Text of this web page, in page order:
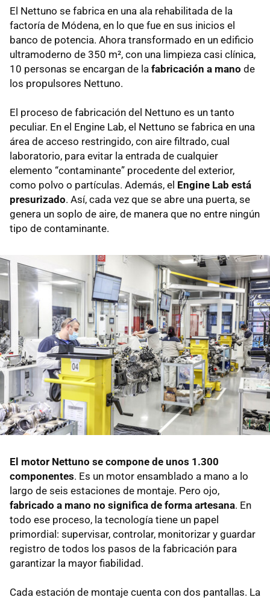
El Nettuno se fabrica en una ala rehabilitada de la
factoría de Módena, en lo que fue en sus inicios el
banco de potencia. Ahora transformado en un edificio
ultramoderno de 350 m², con una limpieza casi clínica,
10 personas se encargan de la fabricación a mano de
los propulsores Nettuno.
El proceso de fabricación del Nettuno es un tanto
peculiar. En el Engine Lab, el Nettuno se fabrica en una
área de acceso restringido, con aire filtrado, cual
laboratorio, para evitar la entrada de cualquier
elemento “contaminante” procedente del exterior,
como polvo o partículas. Además, el Engine Lab está
presurizado. Así, cada vez que se abre una puerta, se
genera un soplo de aire, de manera que no entre ningún
tipo de contaminante.
El motor Nettuno se compone de unos 1.300
componentes. Es un motor ensamblado a mano a lo
largo de seis estaciones de montaje. Pero ojo,
fabricado a mano no significa de forma artesana. En
todo ese proceso, la tecnología tiene un papel
primordial: supervisar, controlar, monitorizar y guardar
registro de todos los pasos de la fabricación para
garantizar la mayor fiabilidad.
Cada estación de montaje cuenta con dos pantallas. La